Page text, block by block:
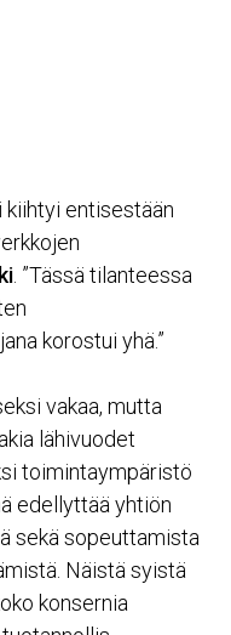
kiihtyi entisestään
. ”Tässä tilanteessa
korostui yhä.”
vakaa, mutta
lähivuodet
toimintaympäristö
edellyttää yhtiön
sekä sopeuttamista
Näistä syistä
konsernia